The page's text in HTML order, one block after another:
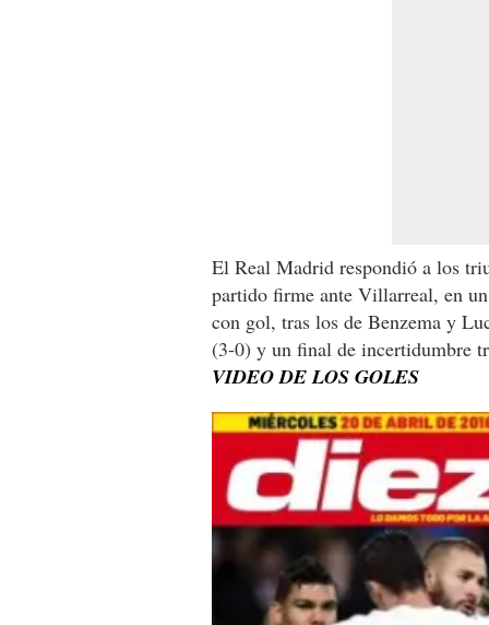
El Real Madrid respondió a los
partido firme ante Villarreal, en
con gol, tras los de Benzema y
(3-0) y un final de incertidumbre
VIDEO DE LOS GOLES